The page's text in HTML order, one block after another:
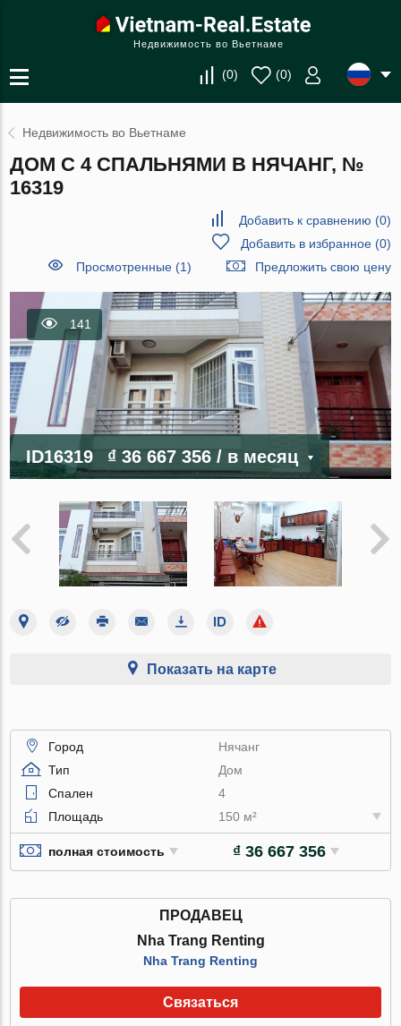
Недвижимость во Вьетнаме
(0) (0)
Недвижимость во Вьетнаме
ДОМ С 4 СПАЛЬНЯМИ В НЯЧАНГ, №
16319
Добавить к сравнению (0)
Добавить в избранное(0)
Просмотренные (1)
Предложить свою цену
141
ID16319 ₫ 36 667 356/ в месяц
Показать на карте
Город
Нячанг
Тип
Дом
Спален
4
Площадь
150 м²
полная стоимость ₫ 36 667 356
ПРОДАВЕЦ
Nha Trang Renting
Nha Trang Renting
Связаться